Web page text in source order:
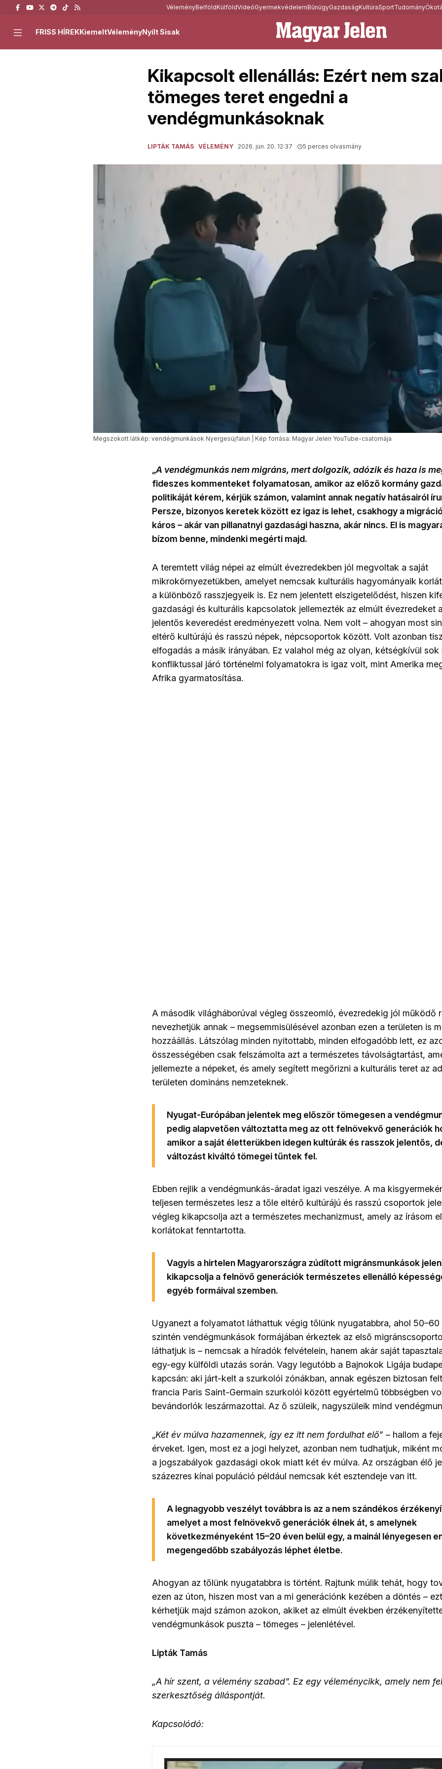
VéleményBelföldKülföldVideóGyermekvédelemBűnügyGazdaságKultúraSportTudomány
FRISS HÍREKKiemeltVéleményNyílt Sisak
Kikapcsolt ellenállás: Ezért nem
tömeges teret engedni a
vendégmunkásoknak
LIPTÁK TAMÁS VÉLEMÉNY 2026. jún. 20. 12:37 5 perces olvasmány
Megszokott látkép: vendégmunkások Nyergesújfalun | Kép forrása: Magyar Jelen YouTube-csatornája
„A vendégmunkás nem migráns, mert dolgozik, adózik és haza is
fideszes kommenteket folyamatosan, amikor az előző kormány
politikáját kérem, kérjük számon, valamint annak negatív hatásairól
Persze, bizonyos keretek között ez igaz is lehet, csakhogy a
káros – akár van pillanatnyi gazdasági haszna, akár nincs. El is
bízom benne, mindenki megérti majd.
A teremtett világ népei az elmúlt évezredekben jól megvoltak a saját
mikrokörnyezetükben, amelyet nemcsak kulturális hagyományaik
a különböző rasszjegyeik is. Ez nem jelentett elszigetelődést, hiszen
gazdasági és kulturális kapcsolatok jellemezték az elmúlt évezredeket
jelentős keveredést eredményezett volna. Nem volt – ahogyan most
eltérő kultúrájú és rasszú népek, népcsoportok között. Volt azonban
elfogadás a másik irányában. Ez valahol még az olyan, kétségkívül sok
konfliktussal járó történelmi folyamatokra is igaz volt, mint Amerika
Afrika gyarmatosítása.
A második világháborúval végleg összeomló, évezredekig jól működő
nevezhetjük annak – megsemmisülésével azonban ezen a területen is
hozzáállás. Látszólag minden nyitottabb, minden elfogadóbb lett, ez
összességében csak felszámolta azt a természetes távolságtartást,
jellemezte a népeket, és amely segített megőrizni a kulturális teret az
területen domináns nemzeteknek.
Nyugat-Európában jelentek meg először tömegesen a
pedig alapvetően változtatta meg az ott felnövekvő generációk
amikor a saját életterükben idegen kultúrák és rasszok jelentős,
változást kiváltó tömegei tűntek fel.
Ebben rejlik a vendégmunkás-áradat igazi veszélye. A ma
teljesen természetes lesz a tőle eltérő kultúrájú és rasszú csoportok
végleg kikapcsolja azt a természetes mechanizmust, amely az írásom
korlátokat fenntartotta.
Vagyis a hirtelen Magyarországra zúdított migránsmunkások
kikapcsolja a felnövő generációk természetes ellenálló
egyéb formáival szemben.
Ugyanezt a folyamatot láthattuk végig tőlünk nyugatabbra, ahol
szintén vendégmunkások formájában érkeztek az első
láthatjuk is – nemcsak a híradók felvételein, hanem akár saját
egy-egy külföldi utazás során. Vagy legutóbb a Bajnokok Ligája
kapcsán: aki járt-kelt a szurkolói zónákban, annak egészen biztosan
francia Paris Saint-Germain szurkolói között egyértelmű többségben
bevándorlók leszármazottai. Az ő szüleik, nagyszüleik mind
„Két év múlva hazamennek, így ez itt nem fordulhat elő” – hallom a
érveket. Igen, most ez a jogi helyzet, azonban nem tudhatjuk, miként
a jogszabályok gazdasági okok miatt két év múlva. Az országban élő
százezres kínai populáció például nemcsak két esztendeje van itt.
A legnagyobb veszélyt továbbra is az a nem szándékos
amelyet a most felnövekvő generációk élnek át, s amelynek
következményeként 15–20 éven belül egy, a mainál lényegesen
megengedőbb szabályozás léphet életbe.
Ahogyan az tőlünk nyugatabbra is történt. Rajtunk múlik tehát, hogy
ezen az úton, hiszen most van a mi generációnk kezében a döntés –
kérhetjük majd számon azokon, akiket az elmúlt években
vendégmunkások puszta – tömeges – jelenlétével.
Lipták Tamás
„A hír szent, a vélemény szabad”. Ez egy véleménycikk, amely nem
szerkesztőség álláspontját.
Kapcsolódó: